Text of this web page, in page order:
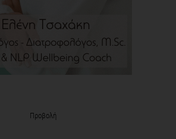
Προβολή